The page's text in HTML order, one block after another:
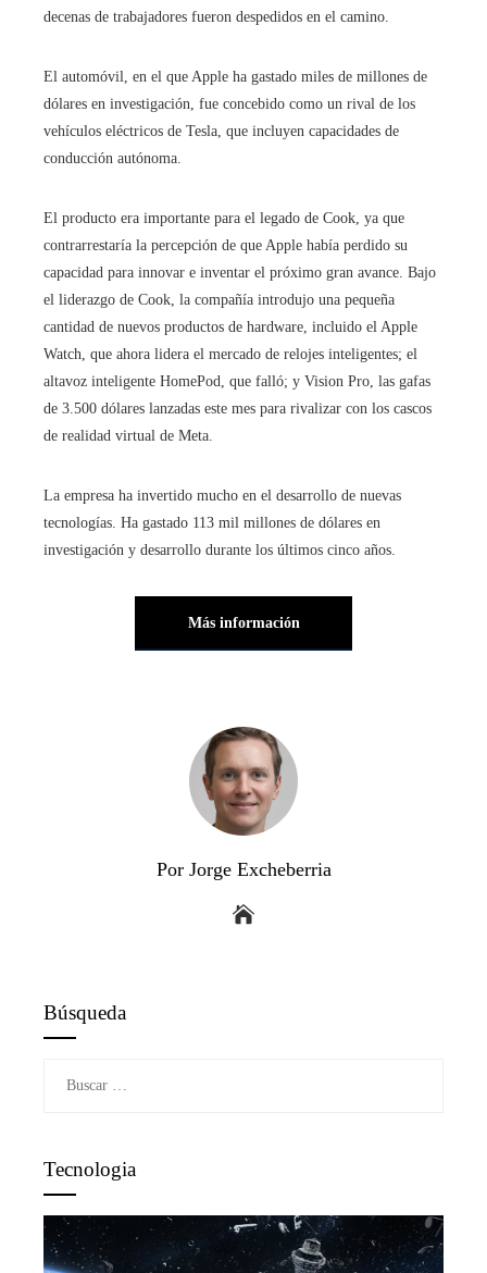
decenas de trabajadores fueron despedidos en el camino.
El automóvil, en el que Apple ha gastado miles de millones de
dólares en investigación, fue concebido como un rival de los
vehículos eléctricos de Tesla, que incluyen capacidades de
conducción autónoma.
El producto era importante para el legado de Cook, ya que
contrarrestaría la percepción de que Apple había perdido su
capacidad para innovar e inventar el próximo gran avance. Bajo
el liderazgo de Cook, la compañía introdujo una pequeña
cantidad de nuevos productos de hardware, incluido el Apple
Watch, que ahora lidera el mercado de relojes inteligentes; el
altavoz inteligente HomePod, que falló; y Vision Pro, las gafas
de 3.500 dólares lanzadas este mes para rivalizar con los cascos
de realidad virtual de Meta.
La empresa ha invertido mucho en el desarrollo de nuevas
tecnologías. Ha gastado 113 mil millones de dólares en
investigación y desarrollo durante los últimos cinco años.
Más información
Por Jorge Excheberria
Búsqueda
Tecnologia